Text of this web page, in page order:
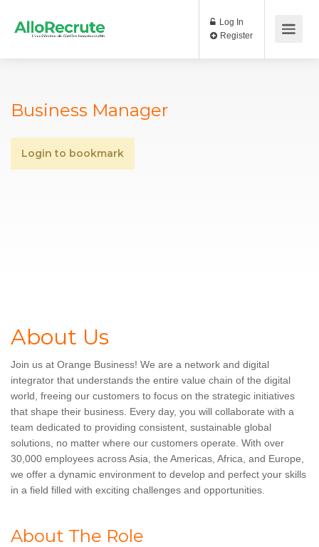
Log In
Business Manager
Login to bookmark
About Us
Join us at Orange Business! We are a network and digital
integrator that understands the entire value chain of the digital
world, freeing our customers to focus on the strategic initiatives
that shape their business. Every day, you will collaborate with a
team dedicated to providing consistent, sustainable global
solutions, no matter where our customers operate. With over
30,000 employees across Asia, the Americas, Africa, and Europe,
we offer a dynamic environment to develop and perfect your skills
in a field filled with exciting challenges and opportunities.
About The Role